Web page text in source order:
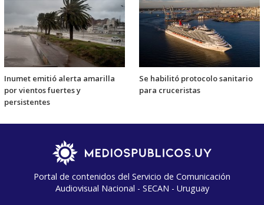
Inumet emitió alerta amarilla
por vientos fuertes y
persistentes
Se habilitó protocolo sanitario
para cruceristas
Portal de contenidos del Servicio de Comunicación
Audiovisual Nacional - SECAN - Uruguay